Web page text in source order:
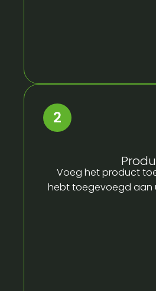
Voeg het product
hebt toegevoegd aan